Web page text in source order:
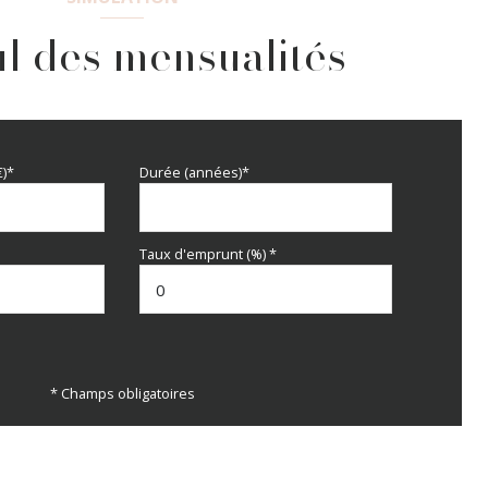
des mensualités
Durée (années)*
Taux d'emprunt (%) *
* Champs obligatoires